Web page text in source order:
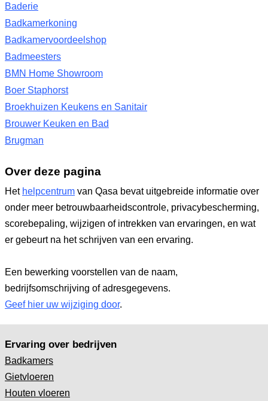
Baderie
Badkamerkoning
Badkamervoordeelshop
Badmeesters
BMN Home Showroom
Boer Staphorst
Broekhuizen Keukens en Sanitair
Brouwer Keuken en Bad
Brugman
Over deze pagina
Het helpcentrum van Qasa bevat uitgebreide informatie over
onder meer betrouwbaarheidscontrole, privacybescherming,
scorebepaling, wijzigen of intrekken van ervaringen, en wat
er gebeurt na het schrijven van een ervaring.
Een bewerking voorstellen van de naam,
bedrijfsomschrijving of adresgegevens.
Geef hier uw wijziging door.
Ervaring over bedrijven
Badkamers
Gietvloeren
Houten vloeren